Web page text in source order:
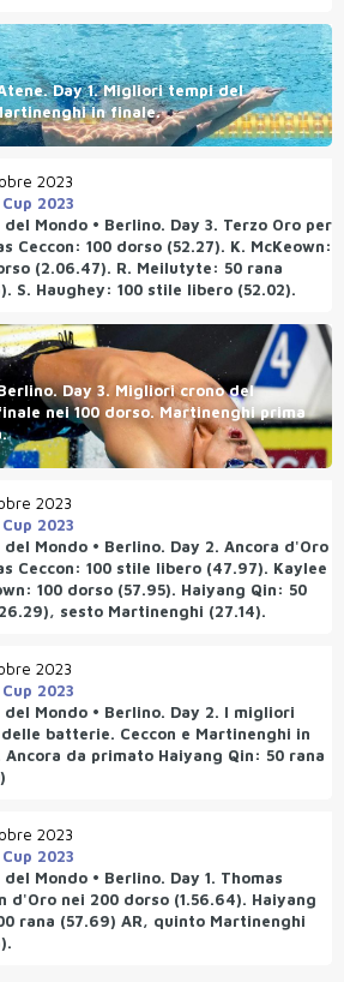
Day 1. Migliori tempi del
in finale.
2023
2023
del Mondo • Berlino. Day 3. Terzo Oro per
Ceccon: 100 dorso (52.27). K. McKeown:
(2.06.47). R. Meilutyte: 50 rana
S. Haughey: 100 stile libero (52.02).
Day 3. Migliori crono del
nei 100 dorso. Martinenghi prima
2023
2023
del Mondo • Berlino. Day 2. Ancora d'Oro
Ceccon: 100 stile libero (47.97). Kaylee
100 dorso (57.95). Haiyang Qin: 50
sesto Martinenghi (27.14).
2023
2023
del Mondo • Berlino. Day 2. I migliori
batterie. Ceccon e Martinenghi in
Ancora da primato Haiyang Qin: 50 rana
2023
2023
del Mondo • Berlino. Day 1. Thomas
d'Oro nei 200 dorso (1.56.64). Haiyang
rana (57.69) AR, quinto Martinenghi